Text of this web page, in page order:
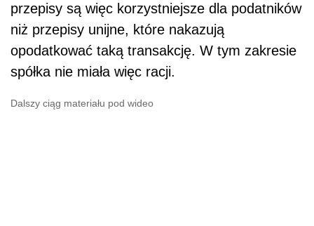
przepisy są więc korzystniejsze dla podatników
niż przepisy unijne, które nakazują
opodatkować taką transakcję. W tym zakresie
spółka nie miała więc racji.
Dalszy ciąg materiału pod wideo